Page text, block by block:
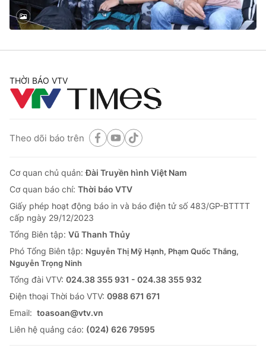
THỜI BÁO VTV
Theo dõi báo trên
Cơ quan chủ quản:Đài Truyền hình Việt Nam
Cơ quan báo chí: Thời báo VTV
Giấy phép hoạt động báo in và báo điện tử số 483/GP-BTTTT
cấp ngày 29/12/2023
Tổng Biên tập: Vũ Thanh Thủy
Phó Tổng Biên tập: Nguyễn Thị Mỹ Hạnh, Phạm Quốc Thắng,
Nguyễn Trọng Ninh
Tổng đài VTV: 024.38 355 931 - 024.38 355 932
Ðiện thoại Thời báo VTV: 0988 671 671
Email: toasoan@vtv.vn
Liên hệ quảng cáo: (024) 626 79595